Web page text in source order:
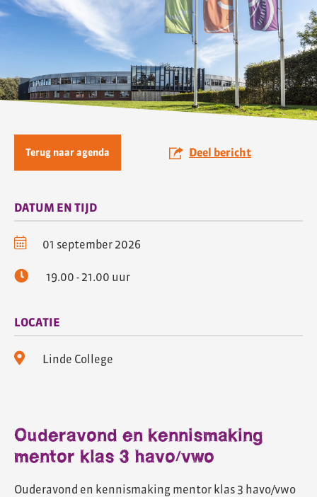
Terug naar agenda Deel bericht
Ouderavond en kennismaking
mentor klas 3 havo/vwo
Ouderavond en kennismaking mentor klas 3 havo/vwo
DATUM EN TIJD
01 september 2026
19.00 - 21.00 uur
LOCATIE
Linde College